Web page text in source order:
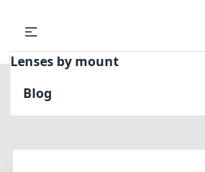
Lenses by mount
Blog
Home